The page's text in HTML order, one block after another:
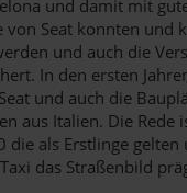
und damit mit
von Seat konnten und
und auch die
In den ersten
und auch die
aus Italien. Die Rede
die als Erstlinge
das Straßenbild